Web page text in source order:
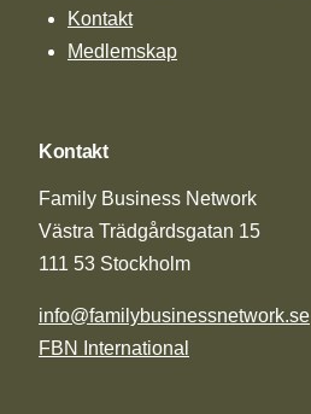
Kontakt
Medlemskap
Kontakt
Family Business Network
Västra Trädgårdsgatan 15
111 53 Stockholm
info@familybusinessnetwork.se
FBN International